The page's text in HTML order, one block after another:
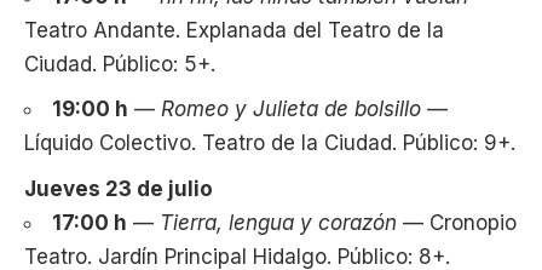
Teatro Andante. Explanada del Teatro de la
Ciudad. Público: 5+.
19:00 h — Romeo y Julieta de bolsillo —
Líquido Colectivo. Teatro de la Ciudad. Público: 9+.
Jueves 23 de julio
17:00 h — Tierra, lengua y corazón — Cronopio
Teatro. Jardín Principal Hidalgo. Público: 8+.